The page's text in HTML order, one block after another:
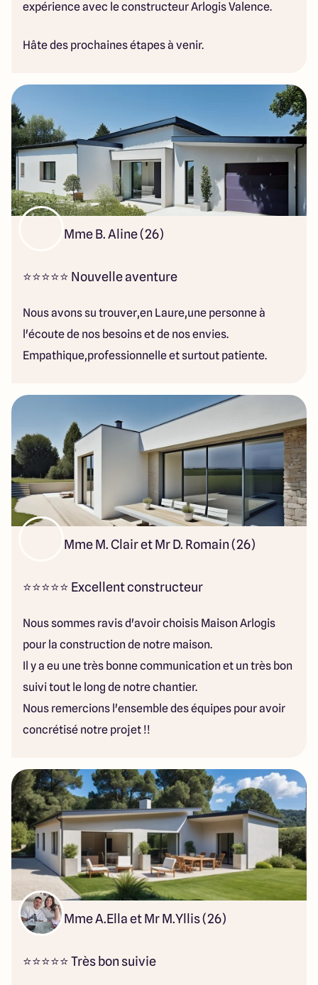
expérience avec le constructeur Arlogis Valence.
Hâte des prochaines étapes à venir.
Mme B. Aline (26)
⭐⭐⭐⭐⭐ Nouvelle aventure
Nous avons su trouver,en Laure,une personne à
l'écoute de nos besoins et de nos envies.
Empathique,professionnelle et surtout patiente.
Mme M. Clair et Mr D. Romain (26)
⭐⭐⭐⭐⭐ Excellent constructeur
Nous sommes ravis d'avoir choisis Maison Arlogis
pour la construction de notre maison.
Il y a eu une très bonne communication et un très bon
suivi tout le long de notre chantier.
Nous remercions l'ensemble des équipes pour avoir
concrétisé notre projet !!
Mme A.Ella et Mr M.Yllis (26)
⭐⭐⭐⭐⭐ Très bon suivie